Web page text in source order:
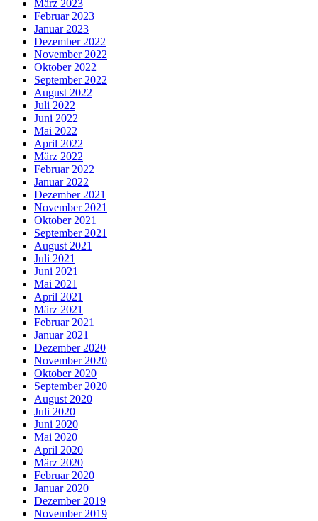
März 2023
Februar 2023
Januar 2023
Dezember 2022
November 2022
Oktober 2022
September 2022
August 2022
Juli 2022
Juni 2022
Mai 2022
April 2022
März 2022
Februar 2022
Januar 2022
Dezember 2021
November 2021
Oktober 2021
September 2021
August 2021
Juli 2021
Juni 2021
Mai 2021
April 2021
März 2021
Februar 2021
Januar 2021
Dezember 2020
November 2020
Oktober 2020
September 2020
August 2020
Juli 2020
Juni 2020
Mai 2020
April 2020
März 2020
Februar 2020
Januar 2020
Dezember 2019
November 2019